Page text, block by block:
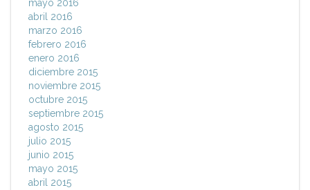
mayo 2016
abril 2016
marzo 2016
febrero 2016
enero 2016
diciembre 2015
noviembre 2015
octubre 2015
septiembre 2015
agosto 2015
julio 2015
junio 2015
mayo 2015
abril 2015